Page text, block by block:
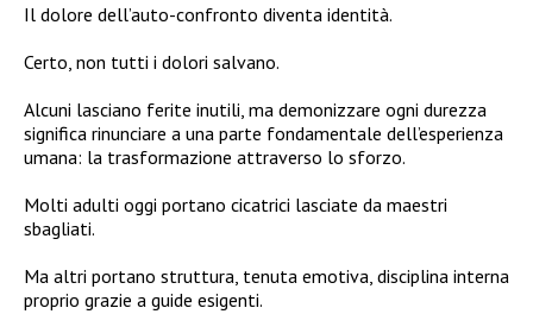
Il dolore dell’auto-confronto diventa identità.
Certo, non tutti i dolori salvano.
Alcuni lasciano ferite inutili, ma demonizzare ogni durezza
significa rinunciare a una parte fondamentale dell’esperienza
umana: la trasformazione attraverso lo sforzo.
Molti adulti oggi portano cicatrici lasciate da maestri
sbagliati.
Ma altri portano struttura, tenuta emotiva, disciplina interna
proprio grazie a guide esigenti.